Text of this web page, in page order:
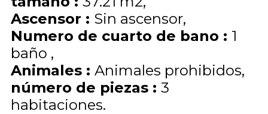
Ascensor : Sin ascensor
Numero de cuarto de bano : 1
baño
Animales : Animales prohibidos
número de piezas : 3
habitaciones